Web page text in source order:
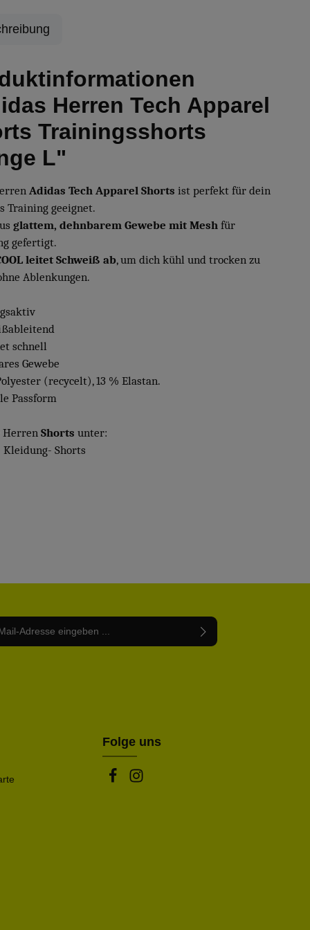
Herren Tech Apparel
Trainingsshorts
L"
Adidas Tech Apparel Shorts ist perfekt für dein
Training geeignet.
glattem, dehnbarem Gewebe mit Mesh für
gefertigt.
leitet Schweiß ab, um dich kühl und trocken zu
Ablenkungen.
schnell
Gewebe
(recycelt), 13 % Elastan.
Passform
Herren Shorts unter:
Shorts
Folge uns